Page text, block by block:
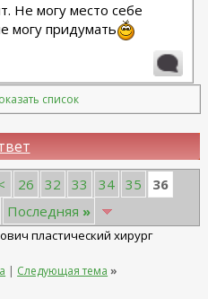
Не могу место себе
могу придумать
список
26 32 33 34 35
36
Последняя »
| Следующая тема »